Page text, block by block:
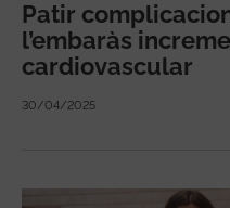
Patir
l’embaràs
cardiovascular
30/04/2025